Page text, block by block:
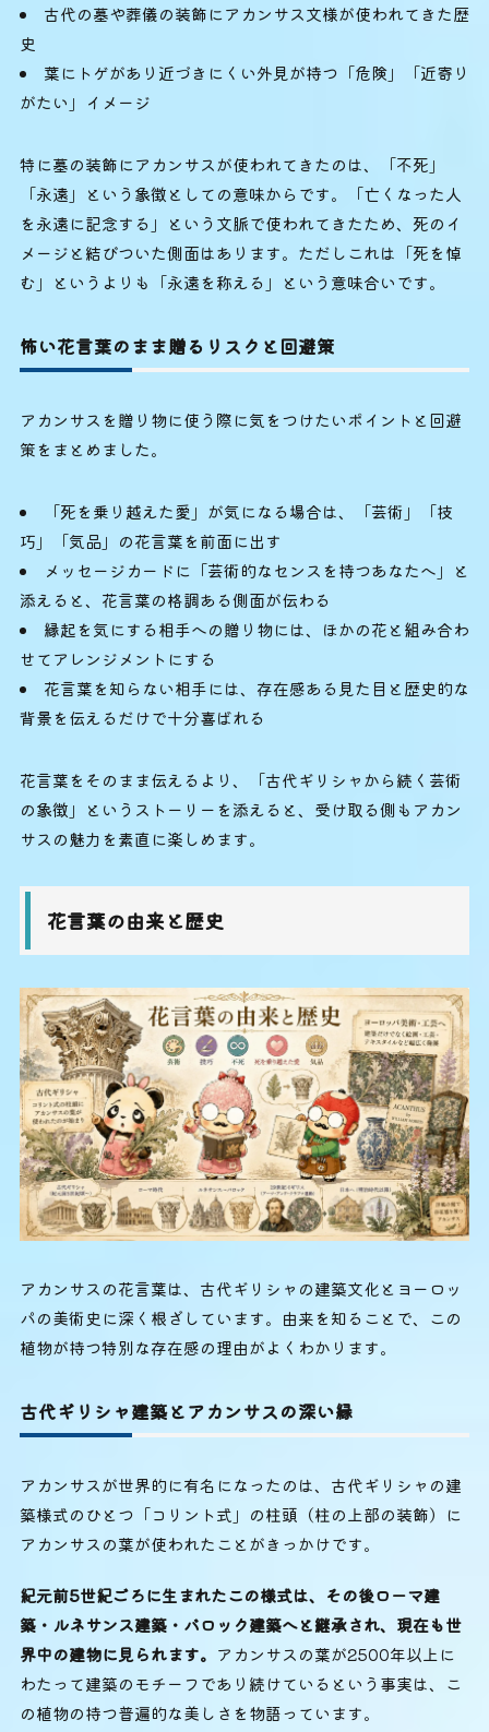
古代の墓や葬儀の装飾にアカンサス文様が使われてきた歴
史
葉にトゲがあり近づきにくい外見が持つ「危険」「近寄り
がたい」イメージ
特に墓の装飾にアカンサスが使われてきたのは、「不死」
「永遠」という象徴としての意味からです。「亡くなった人
を永遠に記念する」という文脈で使われてきたため、死のイ
メージと結びついた側面はあります。ただしこれは「死を悼
む」というよりも「永遠を称える」という意味合いです。
怖い花言葉のまま贈るリスクと回避策
アカンサスを贈り物に使う際に気をつけたいポイントと回避
策をまとめました。
「死を乗り越えた愛」が気になる場合は、「芸術」「技
巧」「気品」の花言葉を前面に出す
メッセージカードに「芸術的なセンスを持つあなたへ」と
添えると、花言葉の格調ある側面が伝わる
縁起を気にする相手への贈り物には、ほかの花と組み合わ
せてアレンジメントにする
花言葉を知らない相手には、存在感ある見た目と歴史的な
背景を伝えるだけで十分喜ばれる
花言葉をそのまま伝えるより、「古代ギリシャから続く芸術
の象徴」というストーリーを添えると、受け取る側もアカン
サスの魅力を素直に楽しめます。
花言葉の由来と歴史
アカンサスの花言葉は、古代ギリシャの建築文化とヨーロッ
パの美術史に深く根ざしています。由来を知ることで、この
植物が持つ特別な存在感の理由がよくわかります。
古代ギリシャ建築とアカンサスの深い縁
アカンサスが世界的に有名になったのは、古代ギリシャの建
築様式のひとつ「コリント式」の柱頭（柱の上部の装飾）に
アカンサスの葉が使われたことがきっかけです。
紀元前5世紀ごろに生まれたこの様式は、その後ローマ建
築・ルネサンス建築・バロック建築へと継承され、現在も世
界中の建物に見られます。 アカンサスの葉が2500年以上に
わたって建築のモチーフであり続けているという事実は、こ
の植物の持つ普遍的な美しさを物語っています。